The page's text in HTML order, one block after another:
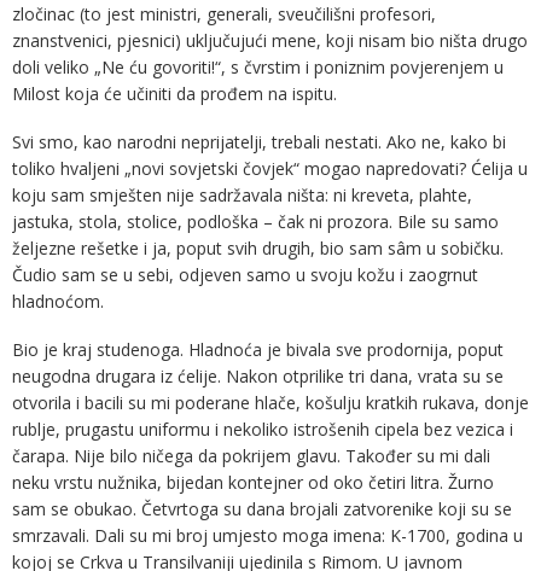
zločinac (to jest ministri, generali, sveučilišni profesori,
znanstvenici, pjesnici) uključujući mene, koji nisam bio ništa drugo
doli veliko „Ne ću govoriti!“, s čvrstim i poniznim povjerenjem u
Milost koja će učiniti da prođem na ispitu.
Svi smo, kao narodni neprijatelji, trebali nestati. Ako ne, kako bi
toliko hvaljeni „novi sovjetski čovjek“ mogao napredovati? Ćelija u
koju sam smješten nije sadržavala ništa: ni kreveta, plahte,
jastuka, stola, stolice, podloška – čak ni prozora. Bile su samo
željezne rešetke i ja, poput svih drugih, bio sam sâm u sobičku.
Čudio sam se u sebi, odjeven samo u svoju kožu i zaogrnut
hladnoćom.
Bio je kraj studenoga. Hladnoća je bivala sve prodornija, poput
neugodna drugara iz ćelije. Nakon otprilike tri dana, vrata su se
otvorila i bacili su mi poderane hlače, košulju kratkih rukava, donje
rublje, prugastu uniformu i nekoliko istrošenih cipela bez vezica i
čarapa. Nije bilo ničega da pokrijem glavu. Također su mi dali
neku vrstu nužnika, bijedan kontejner od oko četiri litra. Žurno
sam se obukao. Četvrtoga su dana brojali zatvorenike koji su se
smrzavali. Dali su mi broj umjesto moga imena: K-1700, godina u
kojoj se Crkva u Transilvaniji ujedinila s Rimom. U javnom